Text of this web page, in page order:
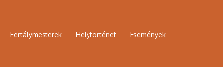
Fertálymesterek Helytörténet Események